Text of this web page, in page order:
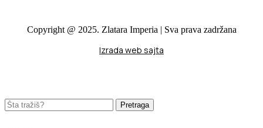
Copyright @ 2025. Zlatara Imperia | Sva prava zadržana
Izrada web sajta
Pretraga